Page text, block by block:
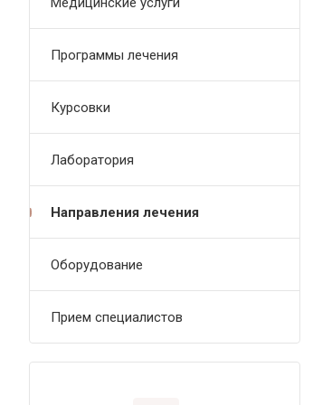
Программы лечения
Курсовки
Лаборатория
Направления лечения
Оборудование
Прием специалистов